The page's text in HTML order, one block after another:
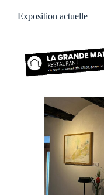
Exposition actuelle